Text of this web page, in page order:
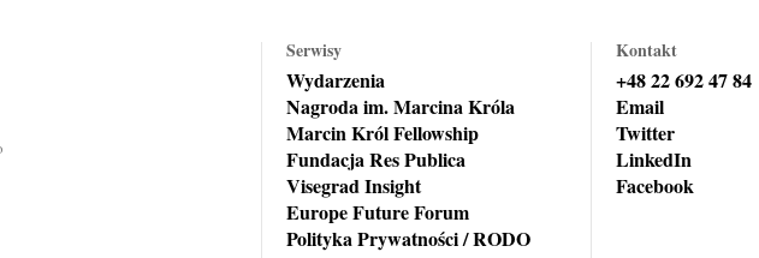
Serwisy
Wydarzenia
Nagroda im. Marcina Króla
Marcin Król Fellowship
Fundacja Res Publica
Visegrad Insight
Europe Future Forum
Polityka Prywatności / RODO
Kontakt
+48 22 692 47 84
Email
Twitter
LinkedIn
Facebook